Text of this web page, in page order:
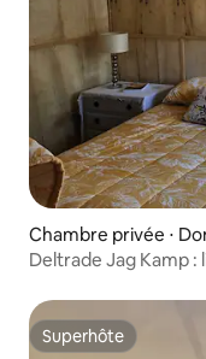
Chambre privée ⋅
Deltrade Jag Kamp
Superhôte
Superhôte